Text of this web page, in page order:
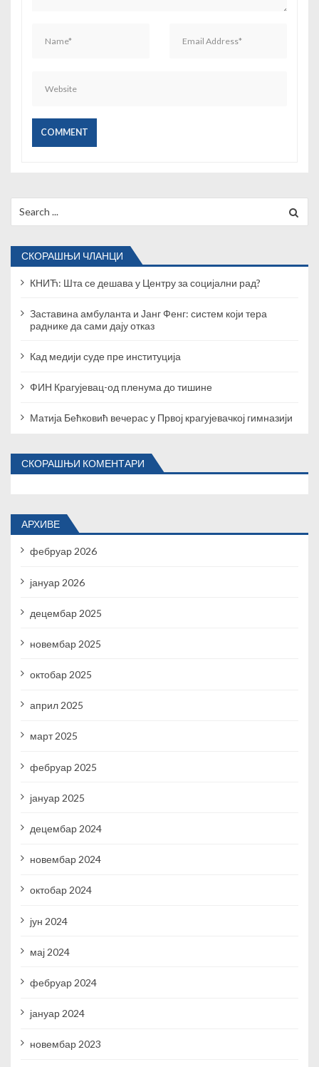
for:
СКОРАШЊИ ЧЛАНЦИ
КНИЋ: Шта се дешава у Центру за социјални рад?
Заставина амбуланта и Јанг Фенг: систем који тера
раднике да сами дају отказ
Кад медији суде пре институција
ФИН Крагујевац-од пленума до тишине
Матија Бећковић вечерас у Првој крагујевачкој гимназији
СКОРАШЊИ КОМЕНТАРИ
АРХИВЕ
фебруар 2026
јануар 2026
децембар 2025
новембар 2025
октобар 2025
април 2025
март 2025
фебруар 2025
јануар 2025
децембар 2024
новембар 2024
октобар 2024
јун 2024
мај 2024
фебруар 2024
јануар 2024
новембар 2023